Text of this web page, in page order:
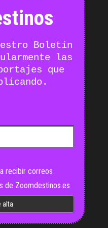
Boletín
las
que
recibir correos
de Zoomdestinos.es